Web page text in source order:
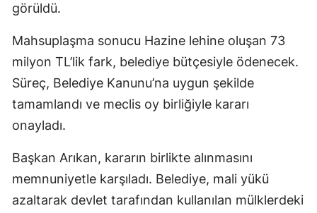
görüldü.
Mahsuplaşma sonucu Hazine lehine oluşan 73
milyon TL’lik fark, belediye bütçesiyle ödenecek.
Süreç, Belediye Kanunu’na uygun şekilde
tamamlandı ve meclis oy birliğiyle kararı
onayladı.
Başkan Arıkan, kararın birlikte alınmasını
memnuniyetle karşıladı. Belediye, mali yükü
azaltarak devlet tarafından kullanılan mülklerdeki